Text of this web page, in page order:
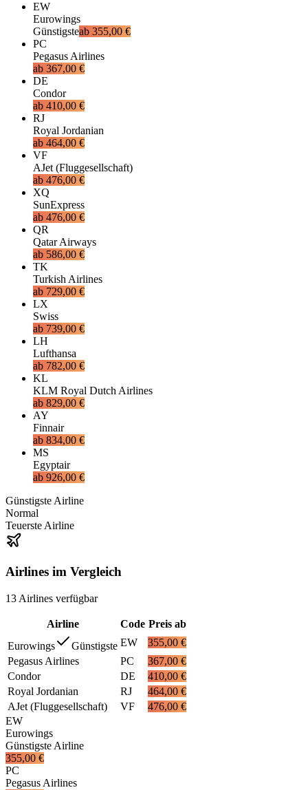
EW
Eurowings
Günstigsteab 355,00 €
PC
Pegasus Airlines
ab 367,00 €
DE
Condor
ab 410,00 €
RJ
Royal Jordanian
ab 464,00 €
VF
AJet (Fluggesellschaft)
ab 476,00 €
XQ
SunExpress
ab 476,00 €
QR
Qatar Airways
ab 586,00 €
TK
Turkish Airlines
ab 729,00 €
LX
Swiss
ab 739,00 €
LH
Lufthansa
ab 782,00 €
KL
KLM Royal Dutch Airlines
ab 829,00 €
AY
Finnair
ab 834,00 €
MS
Egyptair
ab 926,00 €
Günstigste Airline
Normal
Teuerste Airline
Airlines im Vergleich
13 Airlines verfügbar
Airline Code Preis ab
Eurowings
Günstigste EW
355,00 €
Pegasus Airlines
PC
367,00 €
Condor
DE
410,00 €
Royal Jordanian
RJ
464,00 €
AJet (Fluggesellschaft)
VF
476,00 €
EW
Eurowings
Günstigste Airline
355,00 €
PC
Pegasus Airlines